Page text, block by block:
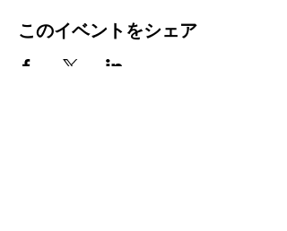
このイベントをシェア